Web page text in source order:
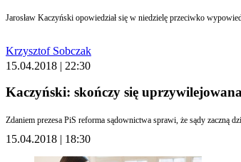
Krzysztof Sobczak
15.04.2018 | 22:30
Kaczyński: skończy się
15.04.2018 | 18:30